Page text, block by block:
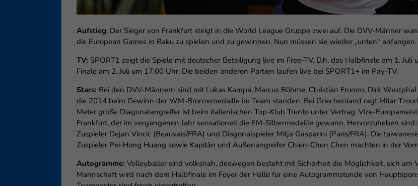
Aufstieg: Der Sieger von Frankfurt steigt in die World League Gruppe zwei auf. Die DVV-Männer
die European Games in Baku zu spielen und zu gewinnen. Nun müssen sie wieder „unten“ anfangen.
TV: SPORT1 zeigt die Spiele mit deutscher Beteiligung live im Free-TV. D.h. das Halbfinale am 1.
Finale am 2. Juli um 17.00 Uhr. Die beiden anderen Partien laufen live bei SPORT1+ im Pay-TV.
Stars: Bei den DVV-Männern sind mit Lukas Kampa, Marcus Böhme, Christian Fromm, Dirk
die 2014 beim Gewinn der WM-Bronzemedaille im Team standen. Bei Griechenland ragt Mitar
Meter große Diagonalangreifer ist beim italienischen Top-Klub Trento unter Vertrag. Vize-
Frankfurt, der im vergangenen Jahr sensationell die EM-Silbermedaille gewann. Hervorzuheben
Zuspieler Dejan Vincic (Beauvais/FRA) und Diagonalspieler Mitja Gasparini (Paris/FRA). Die
Zuspieler Pei-Hung Huang sowie Kapitän und Außenangreifer Chien-Chen Chen machten in der
Autogramme: Volleyballer sind volksnah, deswegen besteht mit Sicherheit die Möglichkeit, sich
Mannschaft wird nach dem Halbfinale im Foyer der Halle für eine Autogrammstunde von